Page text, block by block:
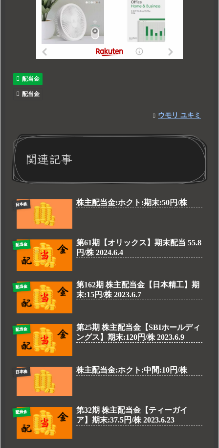
配当金
配当金
ウモリ ユキミ
関連記事
日本株 株主配当金:ホクト:期末:50円/株
配当金
第61期【オリックス】期末配当 55.8
円/株 2024.6.4
配当金
第162期 株主配当金【日本精工】期
末:15円/株 2023.6.7
配当金
第25期 株主配当金【SBIホールディ
ングス】期末:120円/株 2023.6.9
日本株 株主配当金:ホクト:中間:10円/株
配当金
第32期 株主配当金【ティーガイ
ア】期末:37.5円/株 2023.6.23